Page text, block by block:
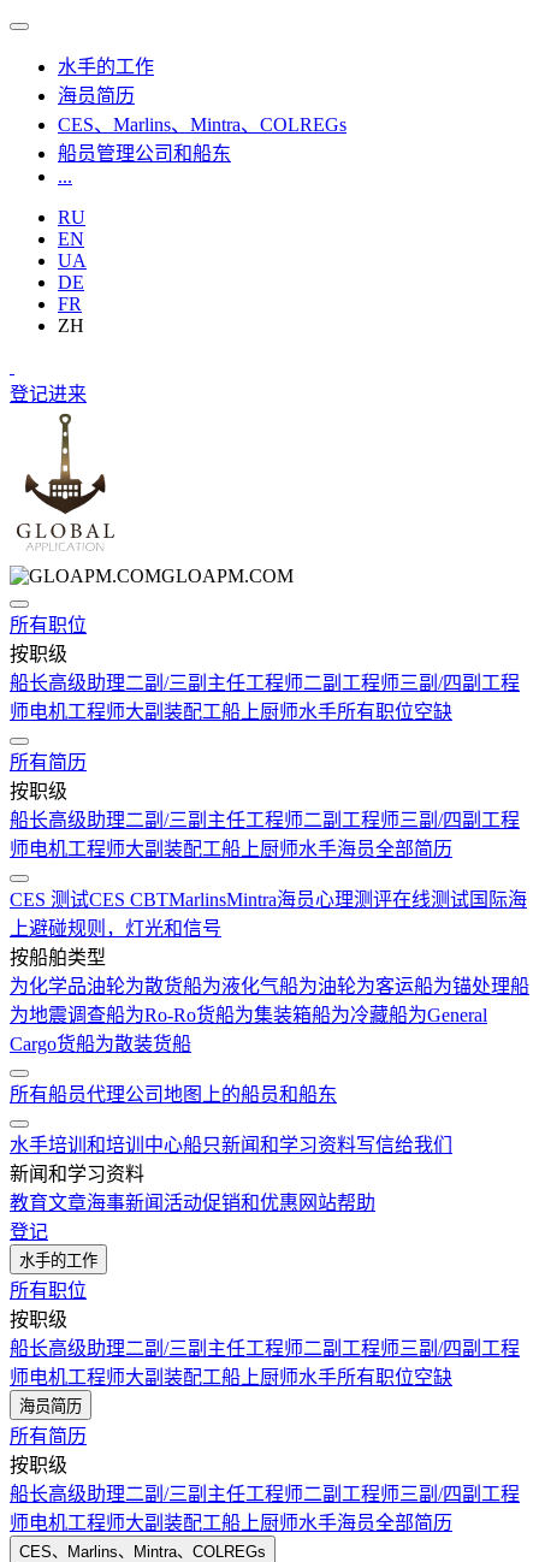
水手的工作
海员简历
CES、Marlins、Mintra、COLREGs
船员管理公司和船东
...
RU
EN
UA
DE
FR
ZH
登记进来
GLOAPM.COM
所有职位
按职级
船长高级助理二副/三副 主任工程师二副工程师三副/四副工程
师电机工程师大副 装配工船上厨师水手所有职位空缺
所有简历
按职级
船长高级助理二副/三副 主任工程师二副工程师三副/四副工程
师电机工程师大副 装配工船上厨师水手海员全部简历
CES 测试CES CBTMarlinsMintra海员心理测评在线测试国际海
上避碰规则，灯光和信号
按船舶类型
为化学品油轮为散货船为液化气船为油轮为客运船为锚处理船
为地震调查船为Ro-Ro货船为集装箱船为冷藏船为General
Cargo货船为散装货船
所有船员代理公司地图上的船员和船东
水手培训和培训中心船只新闻和学习资料写信给我们
新闻和学习资料
教育文章海事新闻活动促销和优惠 网站帮助
登记
水手的工作
所有职位
按职级
船长高级助理二副/三副 主任工程师二副工程师三副/四副工程
师电机工程师大副 装配工船上厨师水手所有职位空缺
海员简历
所有简历
按职级
船长高级助理二副/三副 主任工程师二副工程师三副/四副工程
师电机工程师大副 装配工船上厨师水手海员全部简历
CES、Marlins、Mintra、COLREGs